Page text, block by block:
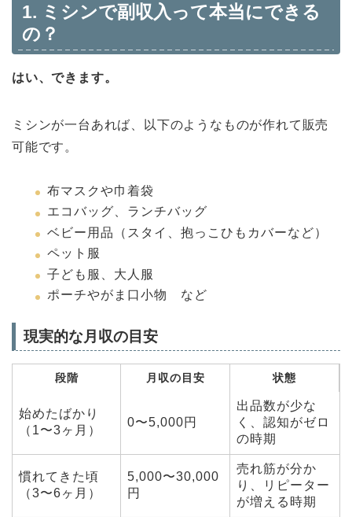
1. ミシンで副収入って本当にできる
の？
はい、できます。
ミシンが一台あれば、以下のようなものが作れて販売
可能です。
布マスクや巾着袋
エコバッグ、ランチバッグ
ベビー用品（スタイ、抱っこひもカバーなど）
ペット服
子ども服、大人服
ポーチやがま口小物 など
現実的な月収の目安
段階 月収の目安 状態
始めたばかり
（1〜3ヶ月）
0〜5,000円
出品数が少な
く、認知がゼロ
の時期
慣れてきた頃
（3〜6ヶ月）
5,000〜30,000
円
売れ筋が分か
り、リピーター
が増える時期